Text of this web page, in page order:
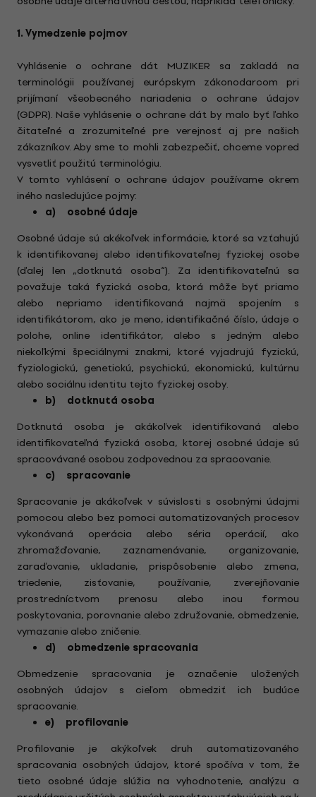
1. Vymedzenie pojmov
Vyhlásenie o ochrane dát MUZIKER sa zakladá na
terminológii používanej európskym zákonodarcom pri
prijímaní všeobecného nariadenia o ochrane údajov
(GDPR). Naše vyhlásenie o ochrane dát by malo byť ľahko
čitateľné a zrozumiteľné pre verejnosť aj pre našich
zákazníkov. Aby sme to mohli zabezpečiť, chceme vopred
vysvetliť použitú terminológiu.
V tomto vyhlásení o ochrane údajov používame okrem
iného nasledujúce pojmy:
a) osobné údaje
Osobné údaje sú akékoľvek informácie, ktoré sa vzťahujú
k identifikovanej alebo identifikovateľnej fyzickej osobe
(ďalej len „dotknutá osoba“). Za identifikovateľnú sa
považuje taká fyzická osoba, ktorá môže byť priamo
alebo nepriamo identifikovaná najmä spojením s
identifikátorom, ako je meno, identifikačné číslo, údaje o
polohe, online identifikátor, alebo s jedným alebo
niekoľkými špeciálnymi znakmi, ktoré vyjadrujú fyzickú,
fyziologickú, genetickú, psychickú, ekonomickú, kultúrnu
alebo sociálnu identitu tejto fyzickej osoby.
b) dotknutá osoba
Dotknutá osoba je akákoľvek identifikovaná alebo
identifikovateľná fyzická osoba, ktorej osobné údaje sú
spracovávané osobou zodpovednou za spracovanie.
c) spracovanie
Spracovanie je akákoľvek v súvislosti s osobnými údajmi
pomocou alebo bez pomoci automatizovaných procesov
vykonávaná operácia alebo séria operácií, ako
zhromažďovanie, zaznamenávanie, organizovanie,
zaraďovanie, ukladanie, prispôsobenie alebo zmena,
triedenie, zisťovanie, používanie, zverejňovanie
prostredníctvom prenosu alebo inou formou
poskytovania, porovnanie alebo združovanie, obmedzenie,
vymazanie alebo zničenie.
d) obmedzenie spracovania
Obmedzenie spracovania je označenie uložených
osobných údajov s cieľom obmedziť ich budúce
spracovanie.
e) profilovanie
Profilovanie je akýkoľvek druh automatizovaného
spracovania osobných údajov, ktoré spočíva v tom, že
tieto osobné údaje slúžia na vyhodnotenie, analýzu a